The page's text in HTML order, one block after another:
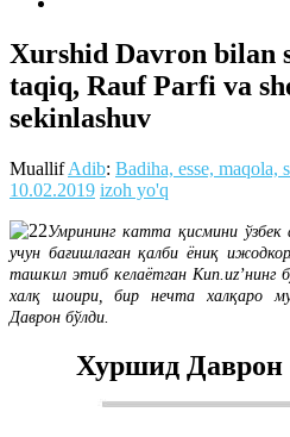
Xurshid Davron bilan
taqiq, Rauf Parfi va
sekinlashuv
MuallifAdib: Badiha, esse, maqola,
10.02.2019 izoh yo'q
Умрининг катта қисмини
учун бағишлаган қалби ёниқ
ташкил этиб келаётган Kun.uzʼнинг
халқ шоири, бир нечта халқаро
Даврон бўлди.
Хуршид Даврон